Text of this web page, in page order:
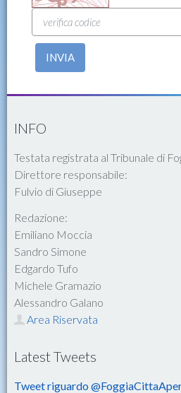
INVIA
INFO
Testata registrata al Tribunale di
Direttore responsabile:
Fulvio di Giuseppe
Redazione:
Emiliano Moccia
Sandro Simone
Edgardo Tufo
Michele Gramazio
Alessandro Galano
Area Riservata
Latest Tweets
Tweet riguardo